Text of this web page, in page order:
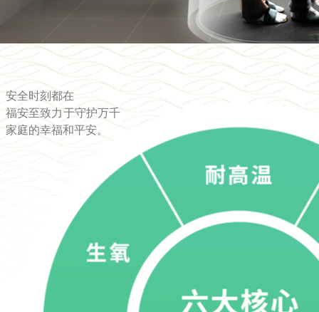
安全时刻都在
福安至致力于守护万千
家庭的幸福和平安。